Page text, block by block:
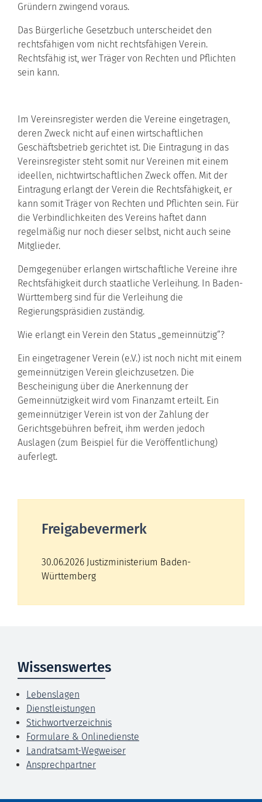
Gründern zwingend voraus.
Das Bürgerliche Gesetzbuch unterscheidet den
rechtsfähigen vom nicht rechtsfähigen Verein.
Rechtsfähig ist, wer Träger von Rechten und Pflichten
sein kann.
Im Vereinsregister werden die Vereine eingetragen,
deren Zweck nicht auf einen wirtschaftlichen
Geschäftsbetrieb gerichtet ist. Die Eintragung in das
Vereinsregister steht somit nur Vereinen mit einem
ideellen, nichtwirtschaftlichen Zweck offen. Mit der
Eintragung erlangt der Verein die Rechtsfähigkeit, er
kann somit Träger von Rechten und Pflichten sein. Für
die Verbindlichkeiten des Vereins haftet dann
regelmäßig nur noch dieser selbst, nicht auch seine
Mitglieder.
Demgegenüber erlangen wirtschaftliche Vereine ihre
Rechtsfähigkeit durch staatliche Verleihung. In Baden-
Württemberg sind für die Verleihung die
Regierungspräsidien zuständig.
Wie erlangt ein Verein den Status „gemeinnützig“?
Ein eingetragener Verein (e.V.) ist noch nicht mit einem
gemeinnützigen Verein gleichzusetzen. Die
Bescheinigung über die Anerkennung der
Gemeinnützigkeit wird vom Finanzamt erteilt. Ein
gemeinnütziger Verein ist von der Zahlung der
Gerichtsgebühren befreit, ihm werden jedoch
Auslagen (zum Beispiel für die Veröffentlichung)
auferlegt.
Freigabevermerk
30.06.2026 Justizministerium Baden-
Württemberg
Wissenswertes
Lebenslagen
Dienstleistungen
Stichwortverzeichnis
Formulare & Onlinedienste
Landratsamt-Wegweiser
Ansprechpartner